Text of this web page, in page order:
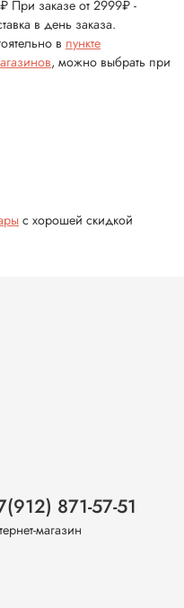
При заказе от 2999₽ -
в день заказа.
в пункте
, можно выбрать при
с хорошей скидкой
871-57-51
магазин